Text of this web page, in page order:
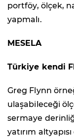
portföy, ölçek,
yapmalı.
MESELA
Türkiye kendi
Greg Flynn
ulaşabileceği
sermaye
yatırım